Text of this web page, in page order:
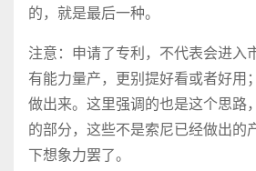
的，就是最后一种。
注意：申请了专利，不代表会进入
有能力量产，更别提好看或者好用
做出来。这里强调的也是这个思路
的部分，这些不是索尼已经做出的
下想象力罢了。